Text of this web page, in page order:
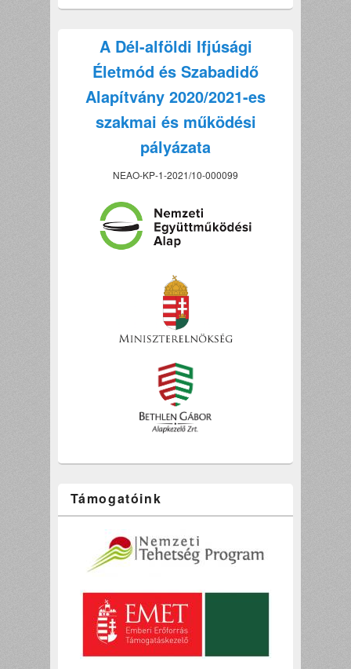
A Dél-alföldi Ifjúsági
Életmód és Szabadidő
Alapítvány 2020/2021-es
szakmai és működési
pályázata
NEAO-KP-1-2021/10-000099
Támogatóink